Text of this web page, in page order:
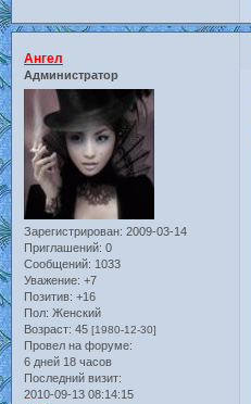
Ангел
Администратор
Зарегистрирован: 2009-03-14
Приглашений: 0
Сообщений: 1033
Уважение: +7
Позитив: +16
Пол: Женский
Возраст: 45 [1980-12-30]
Провел на форуме:
6 дней 18 часов
Последний визит:
2010-09-13 08:14:15